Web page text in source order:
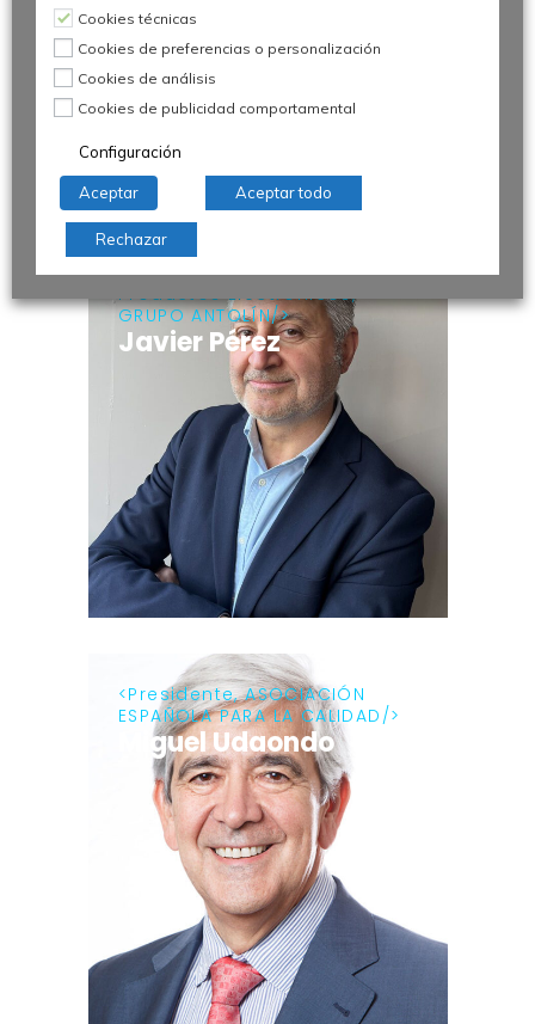
Director de Calidad de
Productos Electrónicos,
GRUPO ANTOLÍN
Javier Pérez
Presidente, ASOCIACIÓN
ESPAÑOLA PARA LA CALIDAD
Miguel Udaondo
Cookies técnicas
Cookies de preferencias o personalización
Cookies de análisis
Cookies de publicidad comportamental
Configuración
Aceptar Aceptar todo
Rechazar